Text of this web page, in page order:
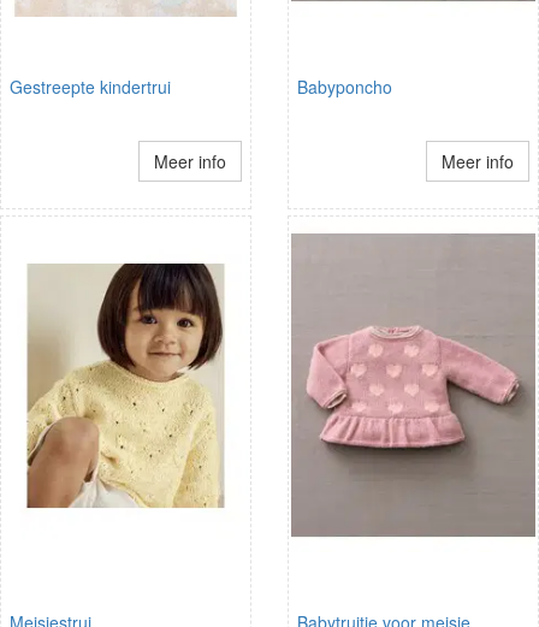
Gestreepte kindertrui
Meer info
Babyponcho
Meer info
Meisjestrui Babytruitje voor meisje